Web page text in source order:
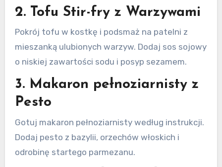
2. Tofu Stir-fry z Warzywami
Pokrój tofu w kostkę i podsmaż na patelni z
mieszanką ulubionych warzyw. Dodaj sos sojowy
o niskiej zawartości sodu i posyp sezamem.
3. Makaron pełnoziarnisty z
Pesto
Gotuj makaron pełnoziarnisty według instrukcji.
Dodaj pesto z bazylii, orzechów włoskich i
odrobinę startego parmezanu.